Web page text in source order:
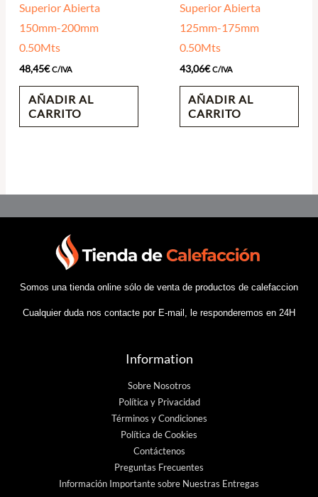
Superior Abierta
150mm-200mm
0.50Mts
48,45€ C/IVA
AÑADIR AL
CARRITO
Superior Abierta
125mm-175mm
0.50Mts
43,06€ C/IVA
AÑADIR AL
CARRITO
Somos una tienda online sólo de venta de productos de calefaccion
Cualquier duda nos contacte por E-mail, le responderemos en 24H
Information
Sobre Nosotros
Política y Privacidad
Términos y Condiciones
Política de Cookies
Contáctenos
Preguntas Frecuentes
Información Importante sobre Nuestras Entregas